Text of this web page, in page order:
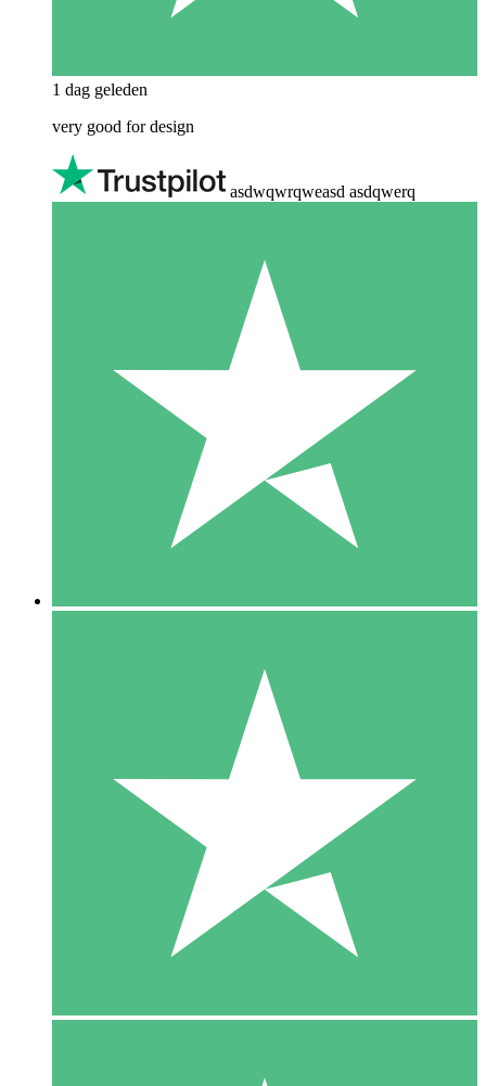
1 dag geleden
very good for design
asdwqwrqweasd asdqwerq